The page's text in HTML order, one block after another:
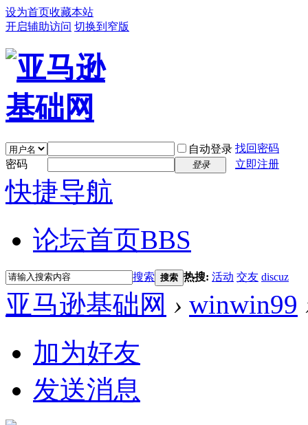
设为首页收藏本站
开启辅助访问 切换到窄版
自动登录 找回密码
密码
登录 立即注册
快捷导航
论坛首页BBS
搜索 搜索 热搜: 活动 交友 discuz
亚马逊基础网 › winwin99
加为好友
发送消息